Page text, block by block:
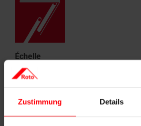
Zustimmung Details
Échelle
Longueur : déployée max.
Largeur intérieure : 370 mm